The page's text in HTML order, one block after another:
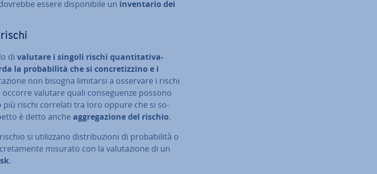
essere di­spo­ni­bi­le un in­ven­ta­rio dei
di valutare i singoli rischi quan­ti­ta­ti­va­
la pro­ba­bi­li­tà che si con­cre­tiz­zi­no e i
non bisogna limitarsi a osservare i rischi
valutare quali con­se­guen­ze possono
più rischi correlati tra loro oppure che si so­
è detto anche ag­gre­ga­zio­ne del rischio.
si uti­liz­za­no di­stri­bu­zio­ni di pro­ba­bi­li­tà o
misurato con la va­lu­ta­zio­ne di un
.